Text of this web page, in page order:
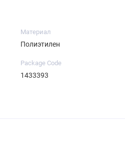
Материал
Полиэтилен
Package Code
1433393